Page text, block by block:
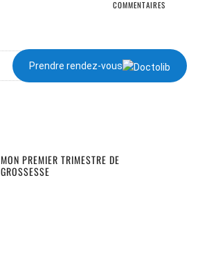
COMMENTAIRES
Prendre rendez-vous
MON PREMIER TRIMESTRE DE
GROSSESSE